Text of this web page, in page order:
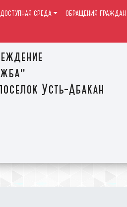
Усть-Абакан
ДОСТУПНАЯ СРЕДА ОБРАЩЕНИЯ ГРАЖДАН